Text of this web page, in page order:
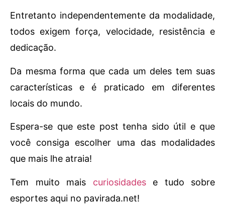
Entretanto independentemente da modalidade,
todos exigem força, velocidade, resistência e
dedicação.
Da mesma forma que cada um deles tem suas
características e é praticado em diferentes
locais do mundo.
Espera-se que este post tenha sido útil e que
você consiga escolher uma das modalidades
que mais lhe atraia!
Tem muito mais curiosidadese tudo sobre
esportes aqui no pavirada.net!